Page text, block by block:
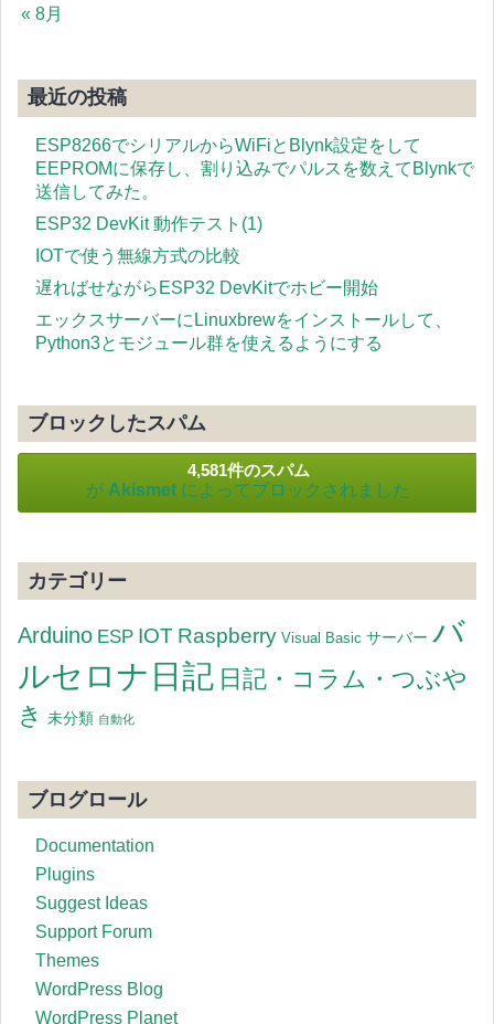
« 8月
最近の投稿
ESP8266でシリアルからWiFiとBlynk設定をして
EEPROMに保存し、割り込みでパルスを数えてBlynkで
送信してみた。
ESP32 DevKit 動作テスト(1)
IOTで使う無線方式の比較
遅ればせながらESP32 DevKitでホビー開始
エックスサーバーにLinuxbrewをインストールして、
Python3とモジュール群を使えるようにする
ブロックしたスパム
4,581件のスパム
が Akismet によってブロックされました
カテゴリー
Arduino ESP IOT Raspberry Visual Basic サーバー バ
ルセロナ日記 日記・コラム・つぶや
き 未分類 自動化
ブログロール
Documentation
Plugins
Suggest Ideas
Support Forum
Themes
WordPress Blog
WordPress Planet